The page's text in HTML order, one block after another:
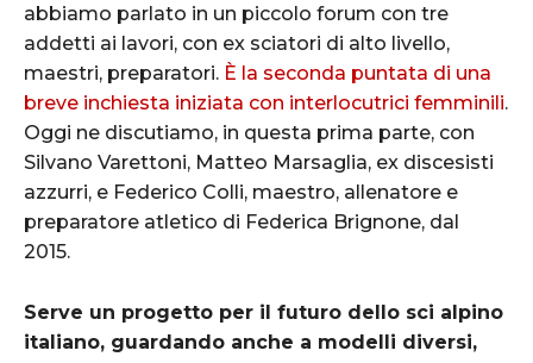
abbiamo parlato in un piccolo forum con tre
addetti ai lavori, con ex sciatori di alto livello,
maestri, preparatori. È la seconda puntata di una
breve inchiesta iniziata con interlocutrici femminili.
Oggi ne discutiamo, in questa prima parte, con
Silvano Varettoni, Matteo Marsaglia, ex discesisti
azzurri, e Federico Colli, maestro, allenatore e
preparatore atletico di Federica Brignone, dal
2015.
Serve un progetto per il futuro dello sci alpino
italiano, guardando anche a modelli diversi,